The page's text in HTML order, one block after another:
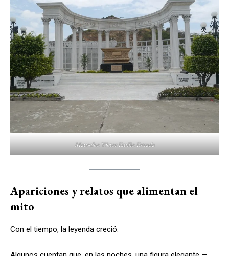
Mausoleo Víctor Emilio Estrada
Apariciones y relatos que alimentan el
mito
Con el tiempo, la leyenda creció.